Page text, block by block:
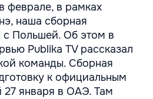
феврале, в рамках
наша сборная
с Польшей. Об этом в
Publika TV рассказал
команды. Cборная
к официальным
января в ОАЭ. Там